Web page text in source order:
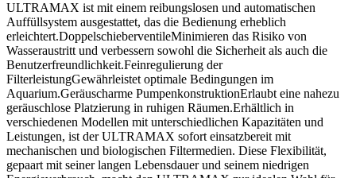
ULTRAMAX ist mit einem reibungslosen und automatischen
Auffüllsystem ausgestattet, das die Bedienung erheblich
erleichtert.DoppelschieberventileMinimieren das Risiko von
Wasseraustritt und verbessern sowohl die Sicherheit als auch die
Benutzerfreundlichkeit.Feinregulierung der
FilterleistungGewährleistet optimale Bedingungen im
Aquarium.Geräuscharme PumpenkonstruktionErlaubt eine nahezu
geräuschlose Platzierung in ruhigen Räumen.Erhältlich in
verschiedenen Modellen mit unterschiedlichen Kapazitäten und
Leistungen, ist der ULTRAMAX sofort einsatzbereit mit
mechanischen und biologischen Filtermedien. Diese Flexibilität,
gepaart mit seiner langen Lebensdauer und seinem niedrigen